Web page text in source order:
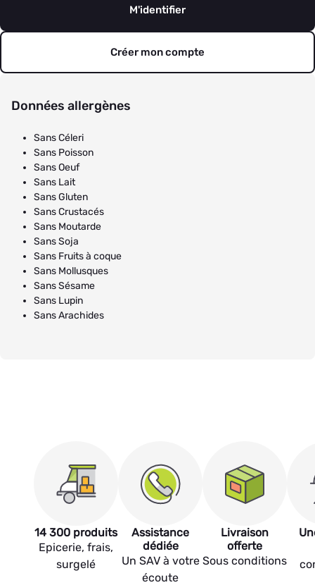
M'identifier
Créer mon compte
Données allergènes
Sans Céleri
Sans Poisson
Sans Oeuf
Sans Lait
Sans Gluten
Sans Crustacés
Sans Moutarde
Sans Soja
Sans Fruits à coque
Sans Mollusques
Sans Sésame
Sans Lupin
Sans Arachides
14 300 produits
Epicerie, frais,
surgelé
Assistance
dédiée
Un SAV à votre
écoute
Livraison
offerte
Sous conditions